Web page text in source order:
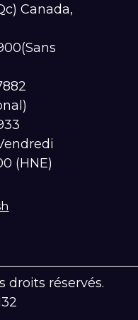
Canada,
(HNE)
droits réservés.